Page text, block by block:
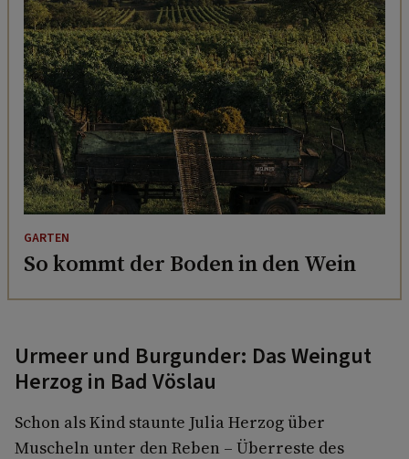
GARTEN
So kommt der Boden in den Wein
Urmeer und Burgunder: Das Weingut
Herzog in Bad Vöslau
Schon als Kind staunte Julia Herzog über
Muscheln unter den Reben – Überreste des